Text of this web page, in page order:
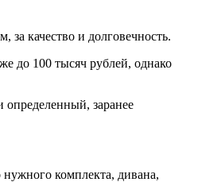
за качество и долговечность.
до 100 тысяч рублей, однако
заранее
нужного комплекта, дивана,